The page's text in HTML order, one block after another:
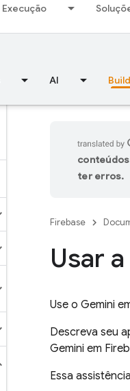
Execução
AI Build
ter erros.
Firebase
Usar
Use o Gemini
Descreva seu
Gemini em
Essa